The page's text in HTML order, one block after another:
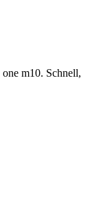
one m10. Schnell,